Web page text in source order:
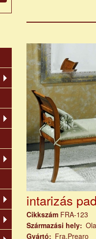
intarizás pad
Cikkszám FRA-123
Származási hely
Gyártó
Fra.Prearo